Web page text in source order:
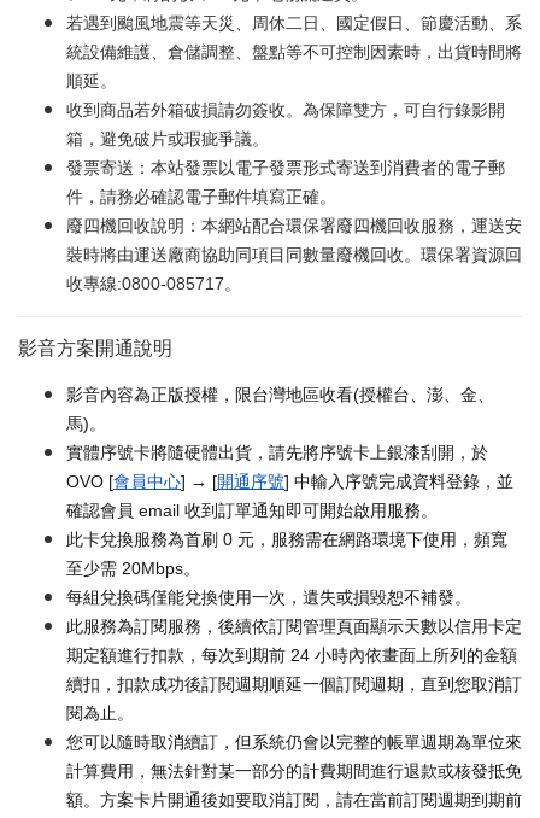
若遇到颱風地震等天災、周休二日、國定假日、節慶活動、系
統設備維護、倉儲調整、盤點等不可控制因素時，出貨時間將
順延。
收到商品若外箱破損請勿簽收。為保障雙方，可自行錄影開
箱，避免破片或瑕疵爭議。
發票寄送：本站發票以電子發票形式寄送到消費者的電子郵
件，請務必確認電子郵件填寫正確。
廢四機回收說明：本網站配合環保署廢四機回收服務，運送安
裝時將由運送廠商協助同項目同數量廢機回收。環保署資源回
收專線:0800-085717。
影音方案開通說明
影音內容為正版授權，限台灣地區收看(授權台、澎、金、
馬)。
實體序號卡將隨硬體出貨，請先將序號卡上銀漆刮開，於
OVO [會員中心] → [開通序號] 中輸入序號完成資料登錄，並
確認會員 email 收到訂單通知即可開始啟用服務。
此卡兌換服務為首刷 0 元，服務需在網路環境下使用，頻寬
至少需 20Mbps。
每組兌換碼僅能兌換使用一次，遺失或損毀恕不補發。
此服務為訂閱服務，後續依訂閱管理頁面顯示天數以信用卡定
期定額進行扣款，每次到期前 24 小時內依畫面上所列的金額
續扣，扣款成功後訂閱週期順延一個訂閱週期，直到您取消訂
閱為止。
您可以隨時取消續訂，但系統仍會以完整的帳單週期為單位來
計算費用，無法針對某一部分的計費期間進行退款或核發抵免
額。方案卡片開通後如要取消訂閱，請在當前訂閱週期到期前